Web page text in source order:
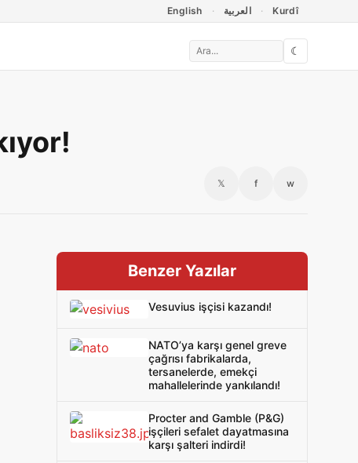
English العربية Kurdî
☾
𝕏 f w
Benzer Yazılar
Vesuvius işçisi kazandı!
NATO’ya karşı genel greve
çağrısı fabrikalarda,
tersanelerde, emekçi
mahallelerinde yankılandı!
Procter and Gamble (P&G)
işçileri sefalet dayatmasına
karşı şalteri indirdi!